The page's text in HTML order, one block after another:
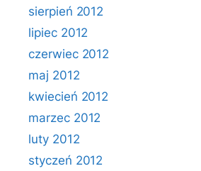
sierpień 2012
lipiec 2012
czerwiec 2012
maj 2012
kwiecień 2012
marzec 2012
luty 2012
styczeń 2012